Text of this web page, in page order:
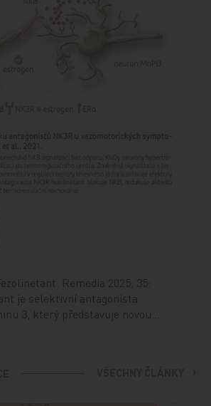
Remedia 2025; 35:
je selektivní antagonista
3, který představuje novou…